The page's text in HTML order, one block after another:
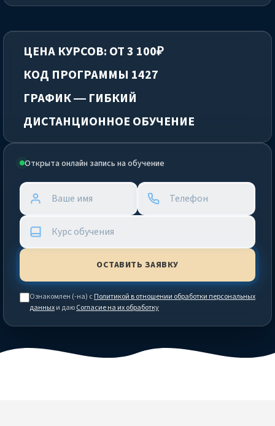
Открыта онлайн запись на обучение
Ознакомлен (-на) сПолитикой в отношении обработки персональных
данныхи даюСогласие на их обработку
ЦЕНА КУРСОВ: ОТ 3 100₽
КОД ПРОГРАММЫ 1427
ГРАФИК — ГИБКИЙ
ДИСТАНЦИОННОЕ ОБУЧЕНИЕ